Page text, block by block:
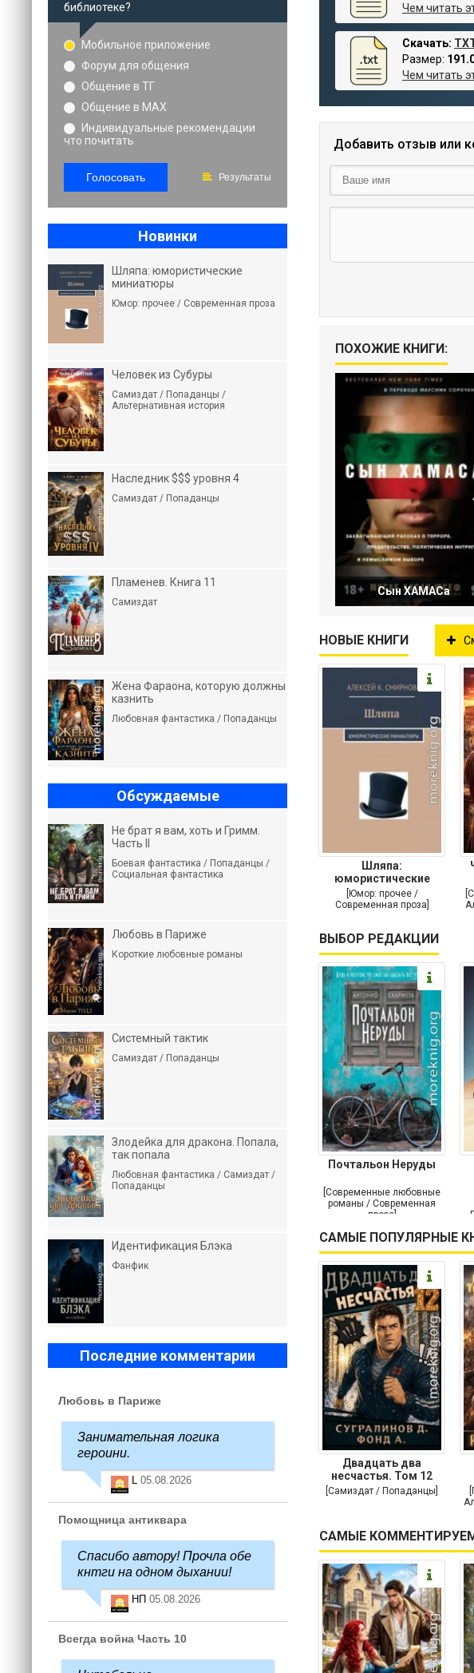
Чем читать
Скачать:
Размер:
Чем читать
Добавить отзыв или
ПОХОЖИЕ КНИГИ:
Сын ХАМАСа
НОВЫЕ КНИГИ
Шляпа:
юмористические
миниатюры
[Юмор: прочее /
Современная проза]
ВЫБОР РЕДАКЦИИ
Почтальон Неруды
[Современные любовные
романы / Современная
проза]
САМЫЕ ПОПУЛЯРНЫЕ
Двадцать два
несчастья. Том 12
[Самиздат / Попаданцы]
САМЫЕ
библиотеке?
Мобильное приложение
Форум для общения
Общение в ТГ
Общение в MAX
Индивидуальные рекомендации
что почитать
Голосовать Результаты
Новинки
Шляпа: юмористические
миниатюры
Юмор: прочее / Современная проза
Человек из Субуры
Самиздат / Попаданцы /
Альтернативная история
Наследник $$$ уровня 4
Самиздат / Попаданцы
Пламенев. Книга 11
Самиздат
Жена Фараона, которую должны
казнить
Любовная фантастика / Попаданцы
Обсуждаемые
Не брат я вам, хоть и Гримм.
Часть II
Боевая фантастика / Попаданцы /
Социальная фантастика
Любовь в Париже
Короткие любовные романы
Системный тактик
Самиздат / Попаданцы
Злодейка для дракона. Попала,
так попала
Любовная фантастика / Самиздат /
Попаданцы
Идентификация Блэка
Фанфик
Последние комментарии
Любовь в Париже
Занимательная логика
героини.
L 05.08.2026
Помощница антиквара
Спасибо автору! Прочла обе
кнтги на одном дыхании!
НП 05.08.2026
Всегда война Часть 10